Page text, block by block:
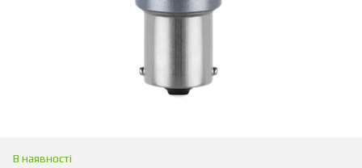
В наявності